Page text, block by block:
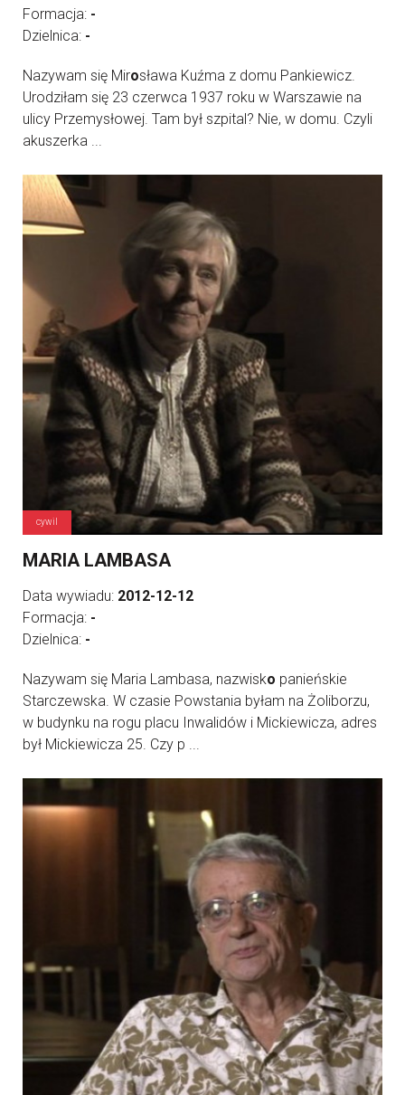
Formacja: -
Dzielnica: -
Nazywam się Mirosława Kuźma z domu Pankiewicz.
Urodziłam się 23 czerwca 1937 roku w Warszawie na
ulicy Przemysłowej. Tam był szpital? Nie, w domu. Czyli
akuszerka ...
cywil
MARIA LAMBASA
Data wywiadu: 2012-12-12
Formacja: -
Dzielnica: -
Nazywam się Maria Lambasa, nazwisko panieńskie
Starczewska. W czasie Powstania byłam na Żoliborzu,
w budynku na rogu placu Inwalidów i Mickiewicza, adres
był Mickiewicza 25. Czy p ...